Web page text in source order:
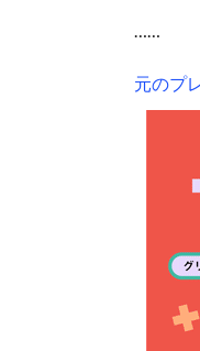
……
元のプ